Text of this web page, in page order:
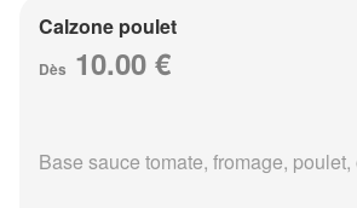
Calzone poulet
Dès 10.00 €
Base sauce tomate, fromage, poulet,